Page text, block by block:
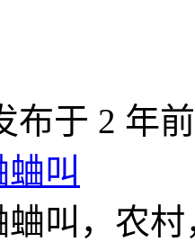
布于 2 年前
叫
叫，农